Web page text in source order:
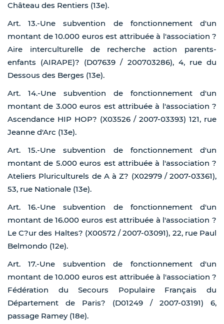
Château des Rentiers (13e).
Art. 13.-Une subvention de fonctionnement d'un
montant de 10.000 euros est attribuée à l'association ?
Aire interculturelle de recherche action parents-
enfants (AIRAPE)? (D07639 / 200703286), 4, rue du
Dessous des Berges (13e).
Art. 14.-Une subvention de fonctionnement d'un
montant de 3.000 euros est attribuée à l'association ?
Ascendance HIP HOP? (X03526 / 2007-03393) 121, rue
Jeanne d'Arc (13e).
Art. 15.-Une subvention de fonctionnement d'un
montant de 5.000 euros est attribuée à l'association ?
Ateliers Pluriculturels de A à Z? (X02979 / 2007-03361),
53, rue Nationale (13e).
Art. 16.-Une subvention de fonctionnement d'un
montant de 16.000 euros est attribuée à l'association ?
Le C?ur des Haltes? (X00572 / 2007-03091), 22, rue Paul
Belmondo (12e).
Art. 17.-Une subvention de fonctionnement d'un
montant de 10.000 euros est attribuée à l'association ?
Fédération du Secours Populaire Français du
Département de Paris? (D01249 / 2007-03191) 6,
passage Ramey (18e).